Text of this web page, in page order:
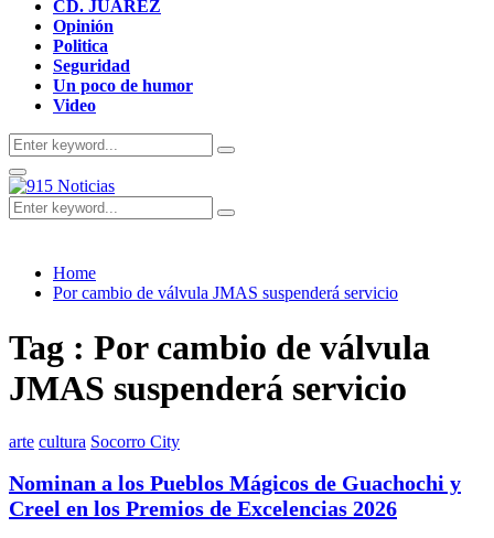
CD. JUAREZ
Opinión
Politica
Seguridad
Un poco de humor
Video
Search
for:
Search
Primary
Menu
Search
for:
Search
Home
Por cambio de válvula JMAS suspenderá servicio
Tag : Por cambio de válvula
JMAS suspenderá servicio
arte cultura Socorro City
Nominan a los Pueblos Mágicos de Guachochi y
Creel en los Premios de Excelencias 2026